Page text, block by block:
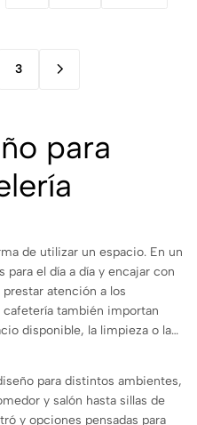
3
para
de utilizar un espacio. En un
el día a día y encajar con
atención a los
también importan
disponible, la limpieza o la
para distintos ambientes,
y salón hasta sillas de
y opciones pensadas para